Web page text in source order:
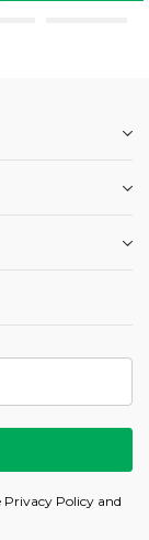
Privacy Policy and